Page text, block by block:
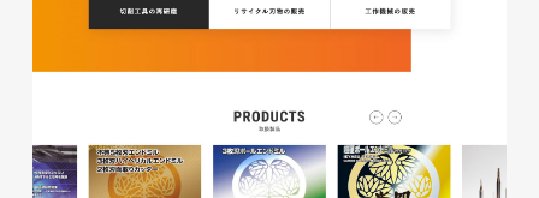
印刷物
#公共・行政・団体
#磐田
#チラシ